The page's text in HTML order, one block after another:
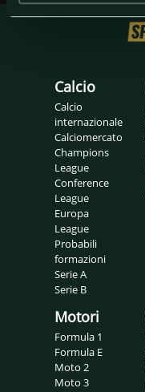
Calcio
Calcio
internazionale
Calciomercato
Champions
League
Conference
League
Europa
League
Probabili
formazioni
Serie A
Serie B
Motori
Formula 1
Formula E
Moto 2
Moto 3